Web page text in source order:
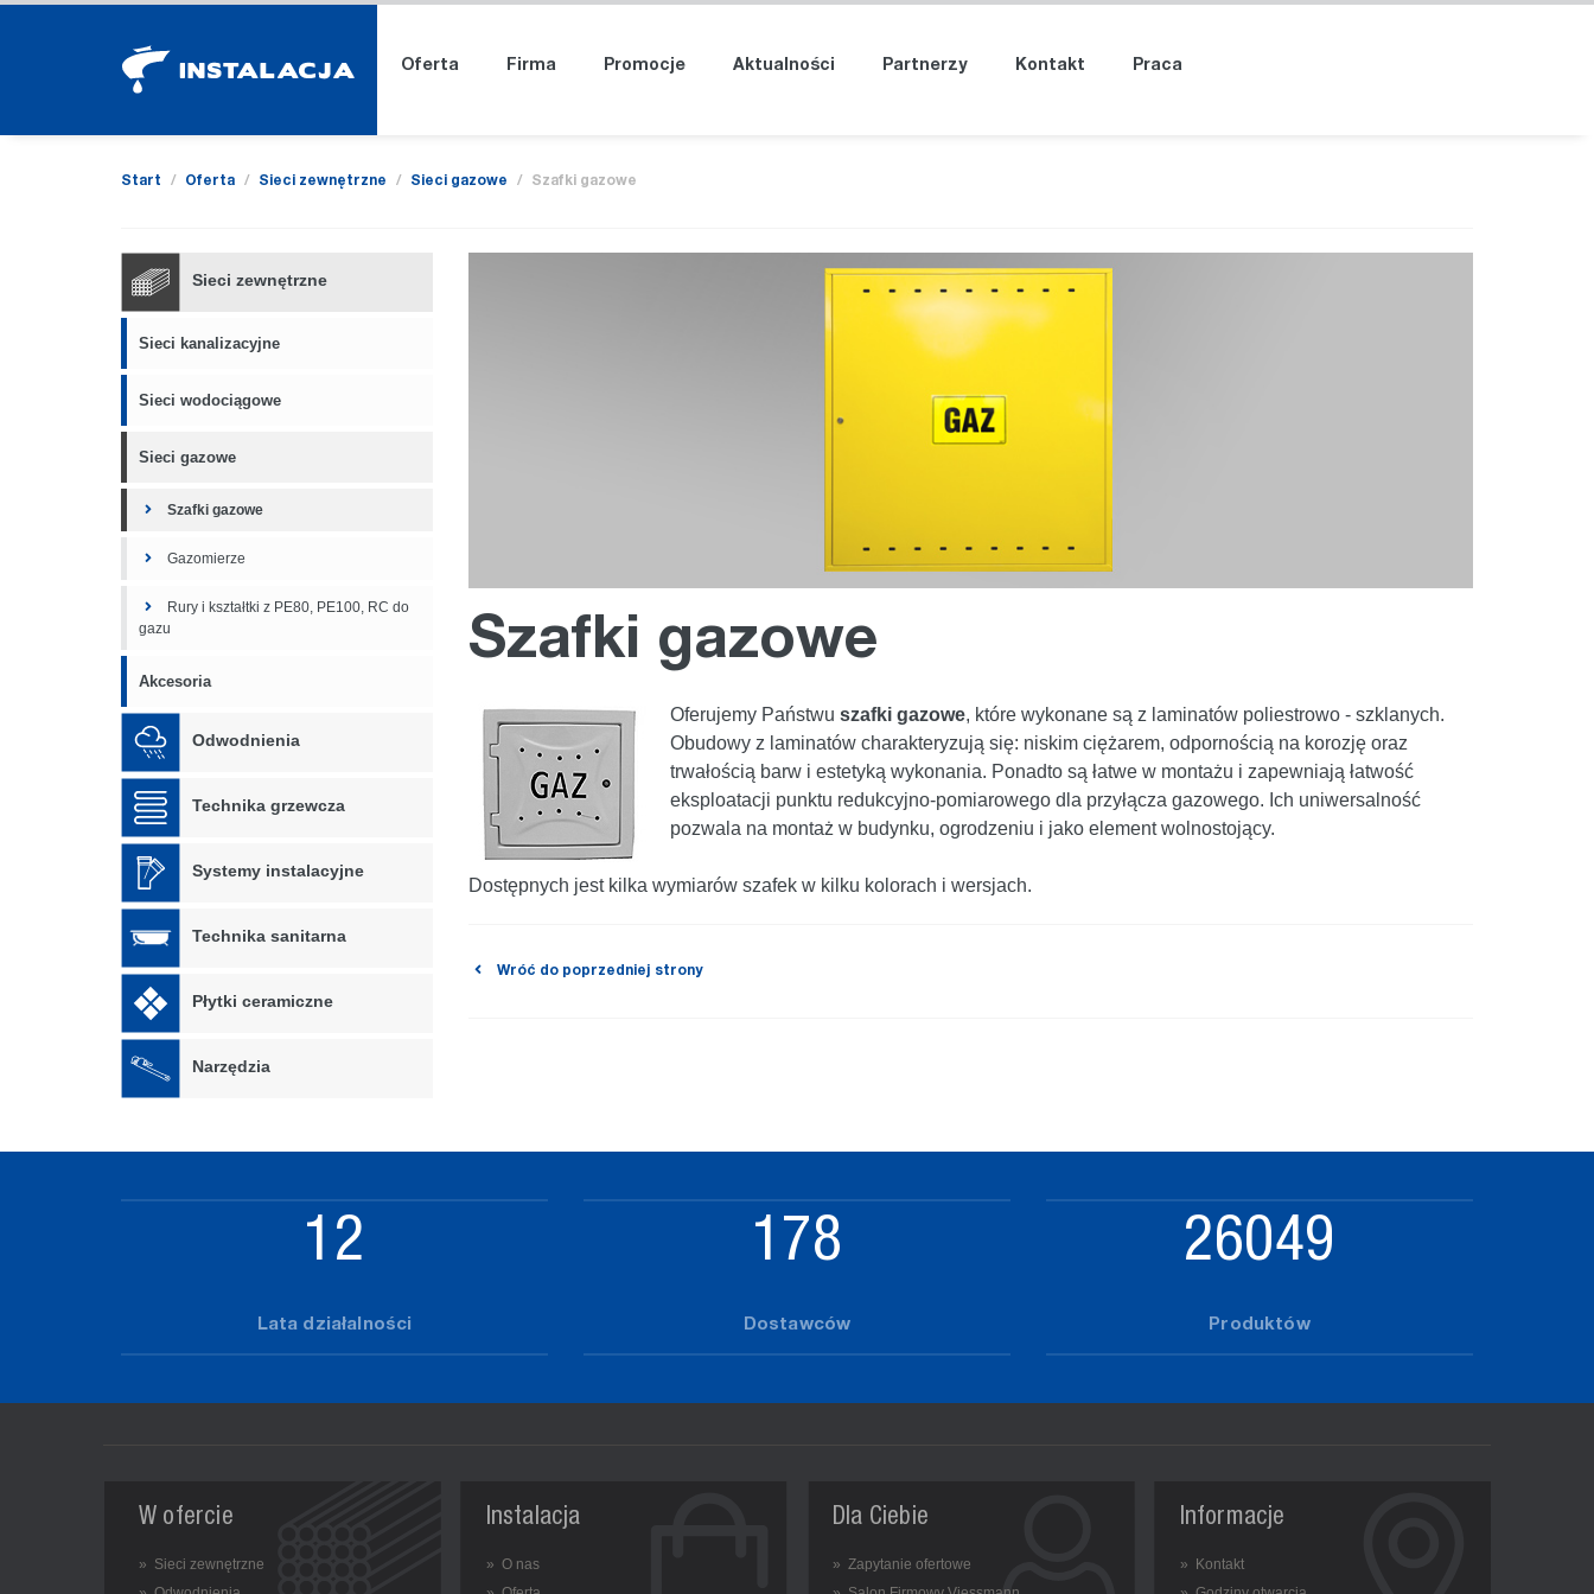
Oferta Firma Promocje Aktualności Partnerzy Kontakt Praca
Start Oferta Sieci zewnętrzne Sieci gazowe Szafki gazowe
Sieci zewnętrzne
Sieci kanalizacyjne
Sieci wodociągowe
Sieci gazowe
Szafki gazowe
Gazomierze
Rury i kształtki z PE80, PE100, RC do
gazu
Akcesoria
Odwodnienia
Technika grzewcza
Systemy instalacyjne
Technika sanitarna
Płytki ceramiczne
Narzędzia
Szafki gazowe
Oferujemy Państwu szafki gazowe, które wykonane są z laminatów poliestrowo - szklanych.
Obudowy z laminatów charakteryzują się: niskim ciężarem, odpornością na korozję oraz
trwałością barw i estetyką wykonania. Ponadto są łatwe w montażu i zapewniają łatwość
eksploatacji punktu redukcyjno-pomiarowego dla przyłącza gazowego. Ich uniwersalność
pozwala na montaż w budynku, ogrodzeniu i jako element wolnostojący.
Dostępnych jest kilka wymiarów szafek w kilku kolorach i wersjach.
Wróć do poprzedniej strony
15
Lata działalności
221
Dostawców
32339
Produktów
W ofercie
» Sieci zewnętrzne
Instalacja
» O nas
Dla Ciebie
» Zapytanie ofertowe
Informacje
» Kontakt